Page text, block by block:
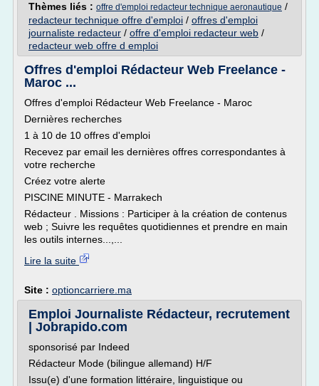
Thèmes liés : offre d'emploi redacteur technique aeronautique /
redacteur technique offre d'emploi / offres d'emploi
journaliste redacteur / offre d'emploi redacteur web /
redacteur web offre d emploi
Offres d'emploi Rédacteur Web Freelance -
Maroc ...
Offres d'emploi Rédacteur Web Freelance - Maroc
Dernières recherches
1 à 10 de 10 offres d'emploi
Recevez par email les dernières offres correspondantes à
votre recherche
Créez votre alerte
PISCINE MINUTE - Marrakech
Rédacteur . Missions : Participer à la création de contenus
web ; Suivre les requêtes quotidiennes et prendre en main
les outils internes...,...
Lire la suite
Site : optioncarriere.ma
Emploi Journaliste Rédacteur, recrutement
| Jobrapido.com
sponsorisé par Indeed
Rédacteur Mode (bilingue allemand) H/F
Issu(e) d'une formation littéraire, linguistique ou